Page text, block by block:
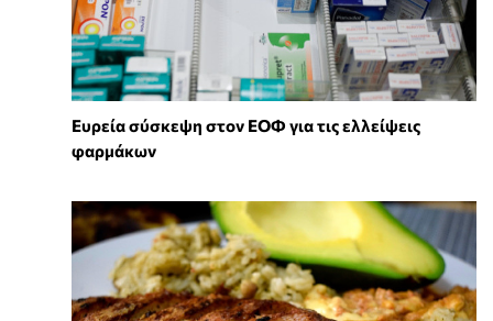
Ευρεία σύσκεψη στον ΕΟΦ για τις ελλείψεις
φαρμάκων